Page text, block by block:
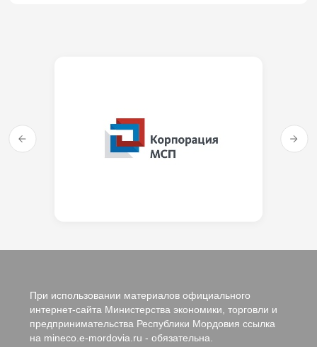
При использовании материалов официального
интернет-сайта Министерства экономики, торговли и
предпринимательства Республики Мордовия ссылка
на mineco.e-mordovia.ru - обязательна.